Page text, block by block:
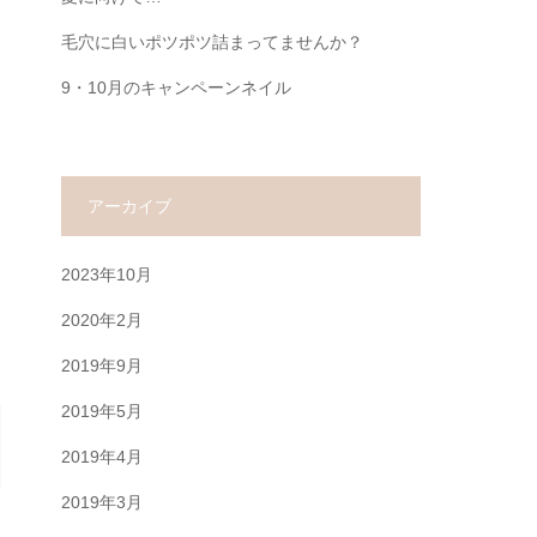
毛穴に白いポツポツ詰まってませんか？
9・10月のキャンペーンネイル
アーカイブ
2023年10月
2020年2月
2019年9月
2019年5月
2019年4月
2019年3月